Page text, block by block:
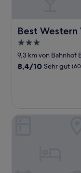
Best Western
Best Western
3.0-
Sterne-
Unterkunft
9,3 km von Bahnhof
8.4
Bewertungen)
8,4/10 Sehr gut